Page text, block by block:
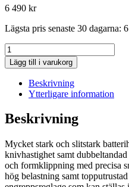
6 490 kr
Lägsta pris senaste 30 dagarna:
STIHL
HSA
94
HÄCKSAX
MM/24"
mängd
Lägg till i varukorg
Beskrivning
Ytterligare information
Beskrivning
Mycket stark och slitstark
knivhastighet samt
och formklippning med precisa
hög belastning samt